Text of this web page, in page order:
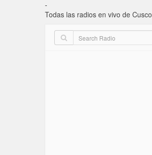
-
Todas las radios en vivo de Cusco